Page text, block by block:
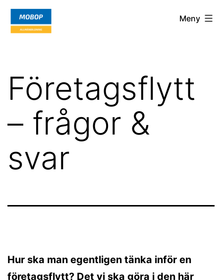
Hoppa
Mobop.org Meny
Företagsflytt
– frågor &
svar
Hur ska man egentligen tänka inför en
företagsflytt? Det vi ska göra i den här